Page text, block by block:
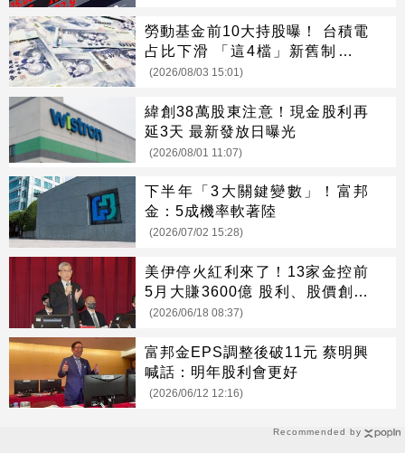
Recommended by
勞動基金前10大持股曝！ 台積電
占比下滑 「這4檔」新舊制全上
榜
(2026/08/03 15:01)
緯創38萬股東注意！現金股利再
延3天 最新發放日曝光
(2026/08/01 11:07)
下半年「3大關鍵變數」！富邦
金：5成機率軟著陸
(2026/07/02 15:28)
美伊停火紅利來了！13家金控前
5月大賺3600億 股利、股價創新
高
(2026/06/18 08:37)
富邦金EPS調整後破11元 蔡明興
喊話：明年股利會更好
(2026/06/12 12:16)